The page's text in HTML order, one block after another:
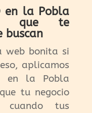
en la Pobla
que te
buscan
web bonita si
aplicamos
en la Pobla
tu negocio
cuando tus